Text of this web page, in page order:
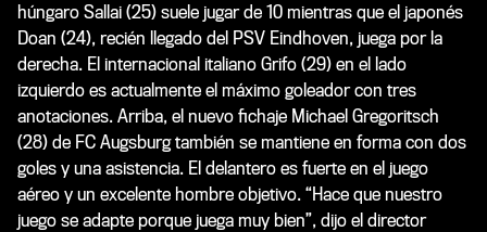
húngaro Sallai (25) suele jugar de 10 mientras que el japonés
Doan (24), recién llegado del PSV Eindhoven, juega por la
derecha. El internacional italiano Grifo (29) en el lado
izquierdo es actualmente el máximo goleador con tres
anotaciones. Arriba, el nuevo fichaje Michael Gregoritsch
(28) de FC Augsburg también se mantiene en forma con dos
goles y una asistencia. El delantero es fuerte en el juego
aéreo y un excelente hombre objetivo. “Hace que nuestro
juego se adapte porque juega muy bien”, dijo el director